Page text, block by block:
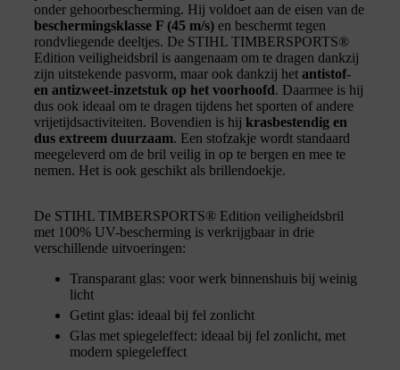
onder gehoorbescherming. Hij voldoet aan de eisen van de
beschermingsklasse F (45 m/s) en beschermt tegen
rondvliegende deeltjes. De STIHL TIMBERSPORTS®
Edition veiligheidsbril is aangenaam om te dragen dankzij
zijn uitstekende pasvorm, maar ook dankzij het antistof-
en antizweet-inzetstuk op het voorhoofd. Daarmee is hij
dus ook ideaal om te dragen tijdens het sporten of andere
vrijetijdsactiviteiten. Bovendien is hij krasbestendig en
dus extreem duurzaam. Een stofzakje wordt standaard
meegeleverd om de bril veilig in op te bergen en mee te
nemen. Het is ook geschikt als brillendoekje.
De STIHL TIMBERSPORTS® Edition veiligheidsbril
met 100% UV-bescherming is verkrijgbaar in drie
verschillende uitvoeringen:
Transparant glas: voor werk binnenshuis bij weinig
licht
Getint glas: ideaal bij fel zonlicht
Glas met spiegeleffect: ideaal bij fel zonlicht, met
modern spiegeleffect